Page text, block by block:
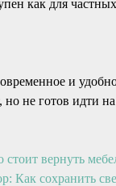
как для
и
не готов идти
вернуть
Как сохранить